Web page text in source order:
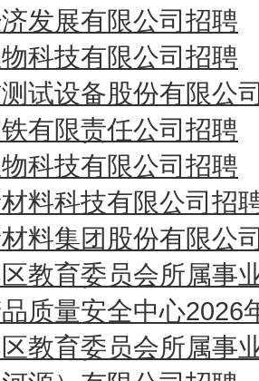
发展有限公司招聘
科技有限公司招聘
试设备股份有限公
有限责任公司招聘
科技有限公司招聘
料科技有限公司招
料集团股份有限公
教育委员会所属事
品质量安全中心
教育委员会所属事